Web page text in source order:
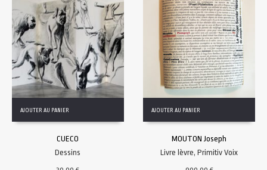
AJOUTER AU PANIER
CUECO
Dessins
AJOUTER AU PANIER
MOUTON Joseph
Livre lèvre,Primitiv Voix